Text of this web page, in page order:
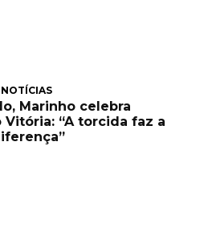
NOTÍCIAS
Marinho celebra
“A torcida faz a